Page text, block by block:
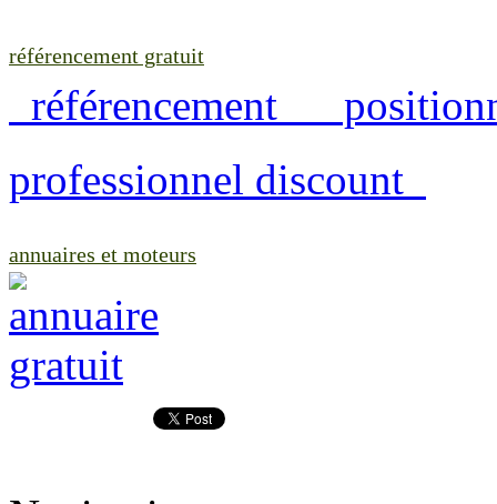
référencement gratuit
 référencement 
professionnel discount 
annuaires et moteurs